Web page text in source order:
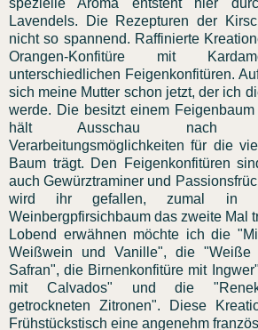
Lavendels. Die Rezepturen der
nicht so spannend. Raffinierte
Orangen-Konfitüre mit
unterschiedlichen Feigenkonfitüren.
sich meine Mutter schon jetzt, der ich
werde. Die besitzt einem
hält Ausschau nach
Verarbeitungsmöglichkeiten für die
Baum trägt. Den Feigenkonfitüren
auch Gewürztraminer und
wird ihr gefallen, zumal in
Weinbergpfirsichbaum das zweite Mal
Lobend erwähnen möchte ich die
Weißwein und Vanille", die "Weiße
Safran", die Birnenkonfitüre mit
mit Calvados" und die
getrockneten Zitronen". Diese
Frühstückstisch eine angenehm